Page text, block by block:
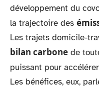
développement du
la trajectoire des
Les trajets domicile-
bilan carbone de
puissant pour
Les bénéfices, eux,